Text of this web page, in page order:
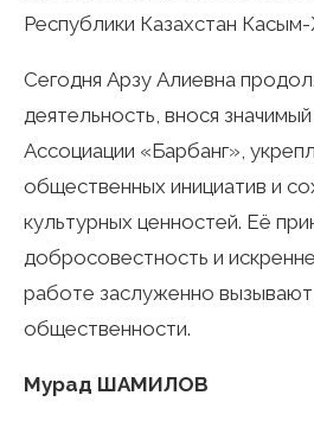
Республики Казахстан
Сегодня Арзу Алиевна
деятельность, внося
Ассоциации «Барбанг»,
общественных инициатив и
культурных ценностей. Её
добросовестность и
работе заслуженно
общественности.
Мурад ШАМИЛОВ